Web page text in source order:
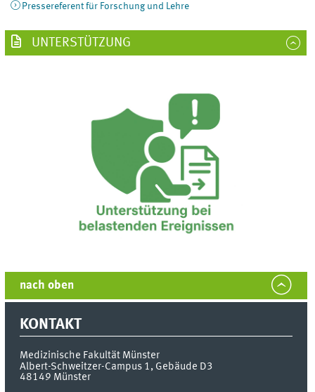
Pressereferent für Forschung und Lehre
UNTERSTÜTZUNG
nach oben
KONTAKT
Medizinische Fakultät Münster
Albert-Schweitzer-Campus 1, Gebäude D3
48149 Münster